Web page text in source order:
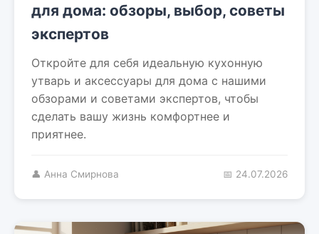
для дома: обзоры, выбор, советы
экспертов
Откройте для себя идеальную кухонную
утварь и аксессуары для дома с нашими
обзорами и советами экспертов, чтобы
сделать вашу жизнь комфортнее и
приятнее.
👤 Анна Смирнова 📅 24.07.2026